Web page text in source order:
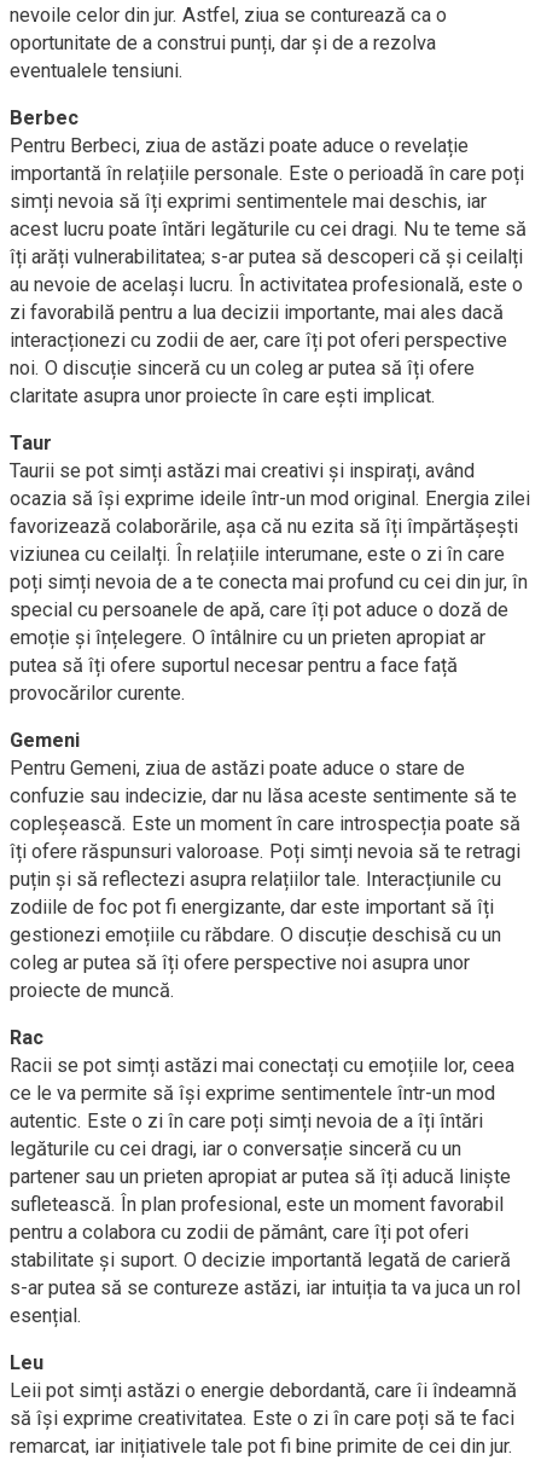
nevoile celor din jur. Astfel, ziua se conturează ca o
oportunitate de a construi punți, dar și de a rezolva
eventualele tensiuni.
Berbec
Pentru Berbeci, ziua de astăzi poate aduce o revelație
importantă în relațiile personale. Este o perioadă în care poți
simți nevoia să îți exprimi sentimentele mai deschis, iar
acest lucru poate întări legăturile cu cei dragi. Nu te teme să
îți arăți vulnerabilitatea; s-ar putea să descoperi că și ceilalți
au nevoie de același lucru. În activitatea profesională, este o
zi favorabilă pentru a lua decizii importante, mai ales dacă
interacționezi cu zodii de aer, care îți pot oferi perspective
noi. O discuție sinceră cu un coleg ar putea să îți ofere
claritate asupra unor proiecte în care ești implicat.
Taur
Taurii se pot simți astăzi mai creativi și inspirați, având
ocazia să își exprime ideile într-un mod original. Energia zilei
favorizează colaborările, așa că nu ezita să îți împărtășești
viziunea cu ceilalți. În relațiile interumane, este o zi în care
poți simți nevoia de a te conecta mai profund cu cei din jur, în
special cu persoanele de apă, care îți pot aduce o doză de
emoție și înțelegere. O întâlnire cu un prieten apropiat ar
putea să îți ofere suportul necesar pentru a face față
provocărilor curente.
Gemeni
Pentru Gemeni, ziua de astăzi poate aduce o stare de
confuzie sau indecizie, dar nu lăsa aceste sentimente să te
copleșească. Este un moment în care introspecția poate să
îți ofere răspunsuri valoroase. Poți simți nevoia să te retragi
puțin și să reflectezi asupra relațiilor tale. Interacțiunile cu
zodiile de foc pot fi energizante, dar este important să îți
gestionezi emoțiile cu răbdare. O discuție deschisă cu un
coleg ar putea să îți ofere perspective noi asupra unor
proiecte de muncă.
Rac
Racii se pot simți astăzi mai conectați cu emoțiile lor, ceea
ce le va permite să își exprime sentimentele într-un mod
autentic. Este o zi în care poți simți nevoia de a îți întări
legăturile cu cei dragi, iar o conversație sinceră cu un
partener sau un prieten apropiat ar putea să îți aducă liniște
sufletească. În plan profesional, este un moment favorabil
pentru a colabora cu zodii de pământ, care îți pot oferi
stabilitate și suport. O decizie importantă legată de carieră
s-ar putea să se contureze astăzi, iar intuiția ta va juca un rol
esențial.
Leu
Leii pot simți astăzi o energie debordantă, care îi îndeamnă
să își exprime creativitatea. Este o zi în care poți să te faci
remarcat, iar inițiativele tale pot fi bine primite de cei din jur.